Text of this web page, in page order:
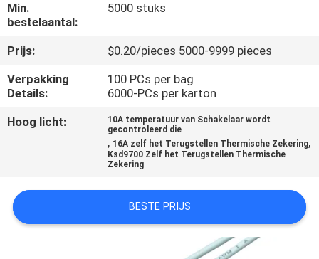
FABRIEKSREIS
KWALITEITSCONTROLE
CONTACTEER
ALLE
Min.
bestelaantal:
5000 stuks
Prijs:
$0.20/pieces 5000-9999 pieces
Verpakking
Details:
100 PCs per bag
6000-PCs per karton
Hoog licht:
10A temperatuur van Schakelaar wordt
gecontroleerd die
, 16A zelf het Terugstellen Thermische Zekering,
Ksd9700 Zelf het Terugstellen Thermische
Zekering
BESTE PRIJS